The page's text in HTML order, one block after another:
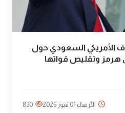
الأمريكي السعودي حول
هرمز وتقليص قواتها
الأربعاء 01 تموز 2026 830